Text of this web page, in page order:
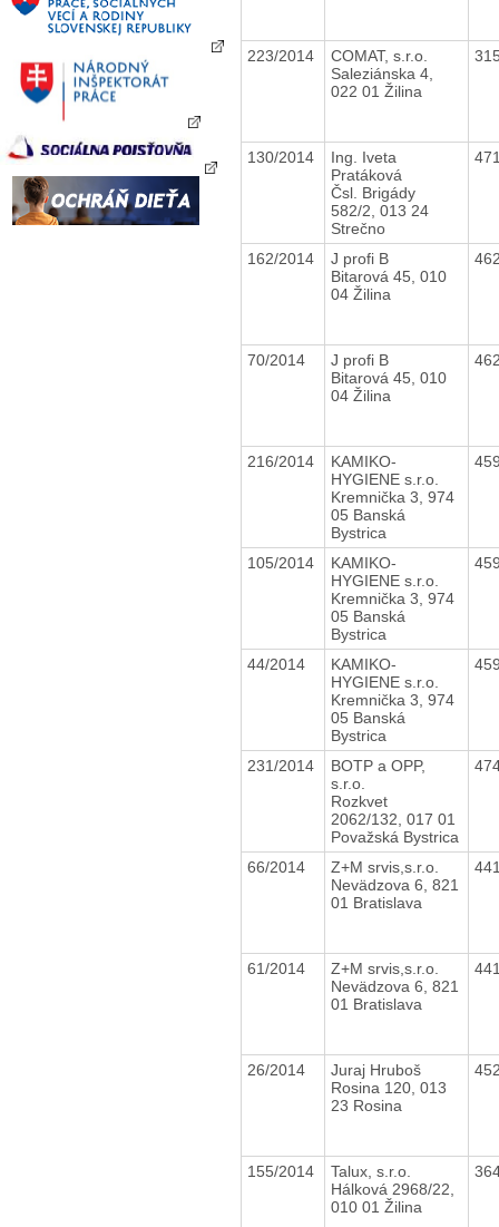
223/2014
COMAT, s.r.o.
Saleziánska 4,
022 01 Žilina
130/2014
Ing. Iveta
Pratáková
Čsl. Brigády
582/2, 013 24
Strečno
162/2014
J profi B
Bitarová 45, 010
04 Žilina
70/2014
J profi B
Bitarová 45, 010
04 Žilina
216/2014
KAMIKO-
HYGIENE s.r.o.
Kremnička 3, 974
05 Banská
Bystrica
105/2014
KAMIKO-
HYGIENE s.r.o.
Kremnička 3, 974
05 Banská
Bystrica
44/2014
KAMIKO-
HYGIENE s.r.o.
Kremnička 3, 974
05 Banská
Bystrica
231/2014
BOTP a OPP,
s.r.o.
Rozkvet
2062/132, 017 01
Považská Bystrica
66/2014
Z+M srvis,s.r.o.
Nevädzova 6, 821
01 Bratislava
61/2014
Z+M srvis,s.r.o.
Nevädzova 6, 821
01 Bratislava
26/2014
Juraj Hruboš
Rosina 120, 013
23 Rosina
155/2014
Talux, s.r.o.
Hálková 2968/22,
010 01 Žilina